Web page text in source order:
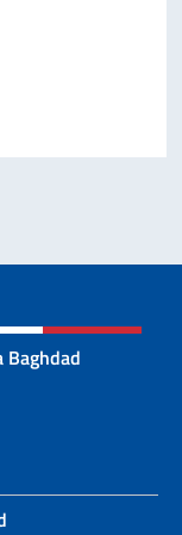
AICS “Minoranze